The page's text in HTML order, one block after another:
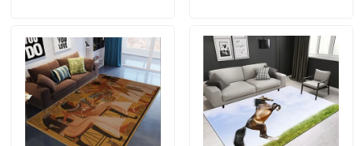
Boden-Teppich-Wolldecke
Schlafzimmer-Boden-Teppiche
Wohnzimmer-Boden-Teppiche